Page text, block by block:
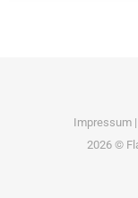
Impressum|
2026 ©